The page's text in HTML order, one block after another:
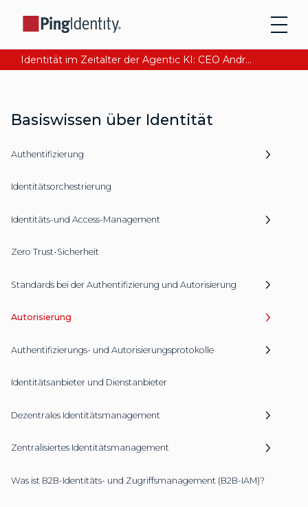
Identität im Zeitalter der Agentic KI: CEO Andre Durand über den Aufbau von digitalem Vertrauen
Basiswissen über Identität
Authentifizierung
Identitätsorchestrierung
Identitäts-und Access-Management
Zero Trust-Sicherheit
Standards bei der Authentifizierung und Autorisierung
Autorisierung
Authentifizierungs- und Autorisierungsprotokolle
Identitätsanbieter und Dienstanbieter
Dezentrales Identitätsmanagement
Zentralisiertes Identitätsmanagement
Was ist B2B-Identitäts- und Zugriffsmanagement (B2B-IAM)?